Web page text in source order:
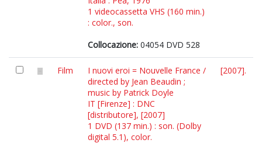
1 videocassetta VHS (160 min.)
: color., son.
Collocazione: 04054 DVD 528
Film
I nuovi eroi = Nouvelle France /
directed by Jean Beaudin ;
music by Patrick Doyle
IT [Firenze] : DNC
[distributore], [2007]
1 DVD (137 min.) : son. (Dolby
digital 5.1), color.
[2007].